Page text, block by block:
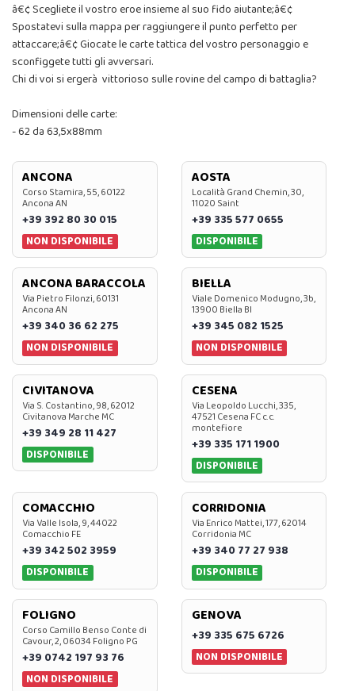
â€¢ Scegliete il vostro eroe insieme al suo fido aiutante;â€¢
Spostatevi sulla mappa per raggiungere il punto perfetto per
attaccare;â€¢ Giocate le carte tattica del vostro personaggio e
sconfiggete tutti gli avversari.
Chi di voi si ergerà vittorioso sulle rovine del campo di battaglia?
Dimensioni delle carte:
- 62 da 63,5x88mm
ANCONA
Corso Stamira, 55, 60122
Ancona AN
+39 392 80 30 015
NON DISPONIBILE
AOSTA
Località Grand Chemin, 30,
11020 Saint
+39 335 577 0655
DISPONIBILE
ANCONA BARACCOLA
Via Pietro Filonzi, 60131
Ancona AN
+39 340 36 62 275
NON DISPONIBILE
BIELLA
Viale Domenico Modugno, 3b,
13900 Biella BI
+39 345 082 1525
NON DISPONIBILE
CIVITANOVA
Via S. Costantino, 98, 62012
Civitanova Marche MC
+39 349 28 11 427
DISPONIBILE
CESENA
Via Leopoldo Lucchi, 335,
47521 Cesena FC c.c.
montefiore
+39 335 171 1900
DISPONIBILE
COMACCHIO
Via Valle Isola, 9, 44022
Comacchio FE
+39 342 502 3959
DISPONIBILE
CORRIDONIA
Via Enrico Mattei, 177, 62014
Corridonia MC
+39 340 77 27 938
DISPONIBILE
FOLIGNO
Corso Camillo Benso Conte di
Cavour, 2, 06034 Foligno PG
+39 0742 197 93 76
NON DISPONIBILE
GENOVA
+39 335 675 6726
NON DISPONIBILE